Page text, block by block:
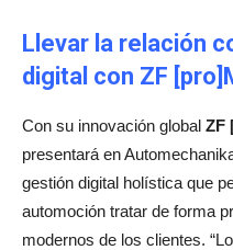
Llevar la relación
digital con ZF
Con su innovación global ZF
presentará en
gestión digital holística que
automoción tratar de forma
modernos de los clientes.